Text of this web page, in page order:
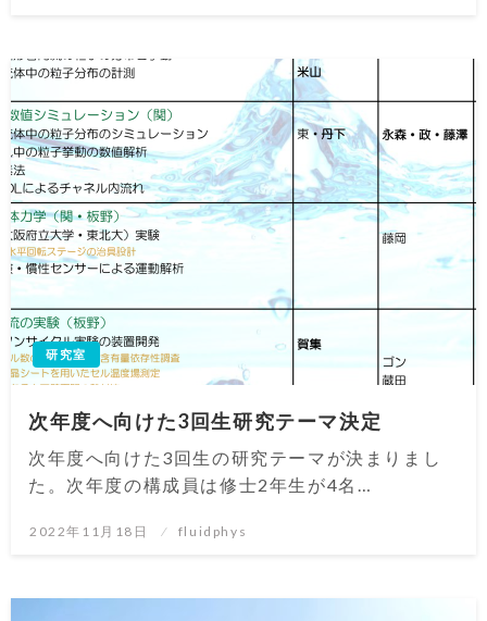
研究室
次年度へ向けた3回生研究テーマ決定
次年度へ向けた3回生の研究テーマが決まりまし
た。次年度の構成員は修士2年生が4名…
投
2022年11月18日 fluidphys